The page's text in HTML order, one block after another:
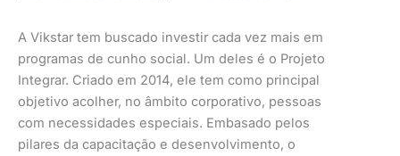
A Vikstar tem buscado investir cada vez mais em
programas de cunho social. Um deles é o Projeto
Integrar. Criado em 2014, ele tem como principal
objetivo acolher, no âmbito corporativo, pessoas
com necessidades especiais. Embasado pelos
pilares da capacitação e desenvolvimento, o